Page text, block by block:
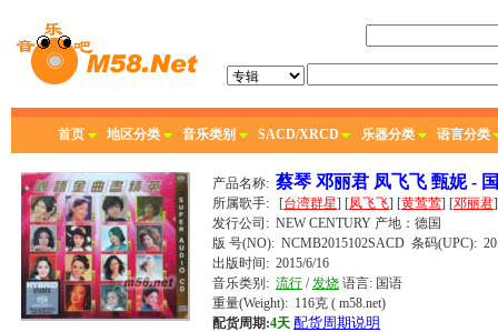
首页 地区分类 音乐类别 SACD/XRCD 乐器分类 语言分类
产品名称: 蔡琴 邓丽君 凤飞飞 甄妮 -
所属歌手: [台湾群星] [凤飞飞] [黄莺莺] [邓丽君
发行公司: NEW CENTURY 产地：德国
版 号(NO): NCMB2015102SACD 条码(UPC):
出版时间: 2015/6/16
音乐类别: 流行 /发烧 语言: 国语
重量(Weight): 116克 ( m58.net)
配货周期:4天 配货周期说明